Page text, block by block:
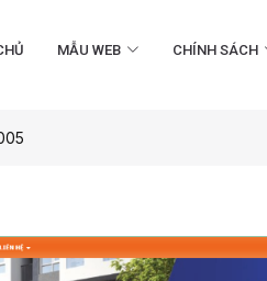
MẪU WEB CHÍNH SÁCH